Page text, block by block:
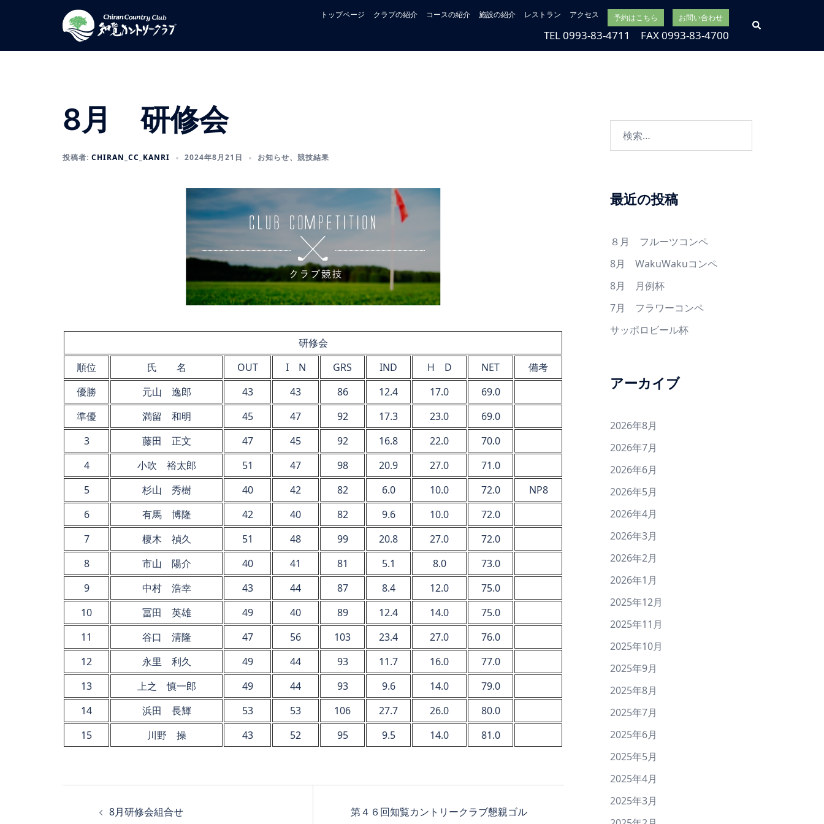
ン
トップページ クラブの紹介 コースの紹介 施設の紹介 レストラン アクセス 予約はこちら お問い合わせ
TEL 0993-83-4711 FAX 0993-83-4700
検
索
8月 研修会
投稿者: CHIRAN_CC_KANRI 2024年8月21日 お知らせ、 競技結果
研修会
順位
氏 名 OUT I N GRS IND H D NET
備考
優勝
元山 逸郎 43 43 86 12.4 17.0
69.0
準優
満留 和明 45 47 92 17.3 23.0
69.0
3
藤田 正文 47 45 92 16.8 22.0
70.0
4
小吹 裕太郎 51 47 98 20.9 27.0
71.0
5
杉山 秀樹 40 42 82 6.0 10.0 72.0
NP8
6
有馬 博隆 42 40 82 9.6 10.0
72.0
7
榎木 禎久 51 48 99 20.8 27.0
72.0
8
市山 陽介 40 41 81 5.1 8.0
73.0
9
中村 浩幸 43 44 87 8.4 12.0
75.0
10
冨田 英雄 49 40 89 12.4 14.0
75.0
11
谷口 清隆 47 56 103 23.4 27.0
76.0
12
永里 利久 49 44 93 11.7 16.0
77.0
13
上之 慎一郎 49 44 93 9.6 14.0
79.0
14
浜田 長輝 53 53 106 27.7 26.0
80.0
15
川野 操 43 52 95 9.5 14.0 81.0
8月研修会組合せ
第４６回知覧カントリークラブ懇親ゴル
最近の投稿
８月 フルーツコンペ
8月 WakuWakuコンペ
8月 月例杯
7月 フラワーコンペ
サッポロビール杯
アーカイブ
2026年8月
2026年7月
2026年6月
2026年5月
2026年4月
2026年3月
2026年2月
2026年1月
2025年12月
2025年11月
2025年10月
2025年9月
2025年8月
2025年7月
2025年6月
2025年5月
2025年4月
2025年3月